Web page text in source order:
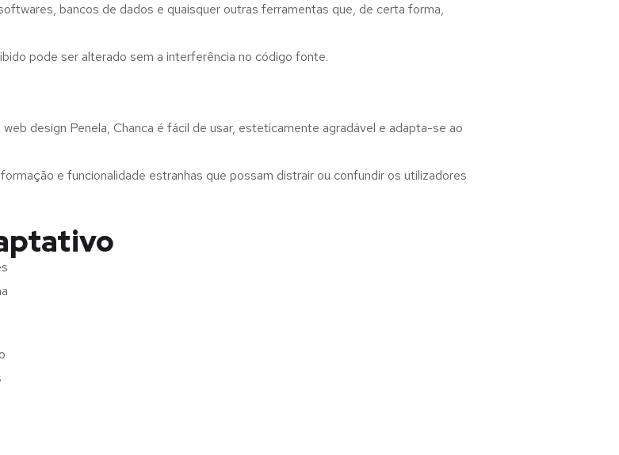
bancos de dados e quaisquer outras ferramentas que, de certa forma,
pode ser alterado sem a interferência no código fonte.
design Penela, Chanca é fácil de usar, esteticamente agradável e adapta-se ao
e funcionalidade estranhas que possam distrair ou confundir os utilizadores